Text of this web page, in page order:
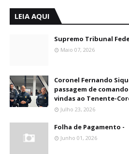
LEIA AQUI
Supremo Tribunal
Maio 07, 2026
Coronel Fernando
passagem de comando
vindas ao Tenente-
Julho 23, 2026
Folha de Pagamento -
Junho 01, 2026